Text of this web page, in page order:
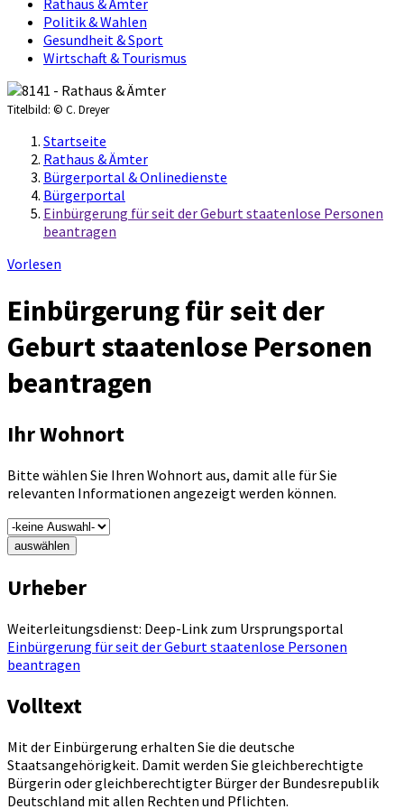
Rathaus & Ämter
Politik & Wahlen
Gesundheit & Sport
Wirtschaft & Tourismus
Titelbild: © C. Dreyer
Startseite
Rathaus & Ämter
Bürgerportal & Onlinedienste
Bürgerportal
Einbürgerung für seit der Geburt staatenlose Personen
beantragen
Vorlesen
Einbürgerung für seit der
Geburt staatenlose Personen
beantragen
Ihr Wohnort
Bitte wählen Sie Ihren Wohnort aus, damit alle für Sie
relevanten Informationen angezeigt werden können.
auswählen
Urheber
Weiterleitungsdienst: Deep-Link zum Ursprungsportal
Einbürgerung für seit der Geburt staatenlose Personen
beantragen
Volltext
Mit der Einbürgerung erhalten Sie die deutsche
Staatsangehörigkeit. Damit werden Sie gleichberechtigte
Bürgerin oder gleichberechtigter Bürger der Bundesrepublik
Deutschland mit allen Rechten und Pflichten.